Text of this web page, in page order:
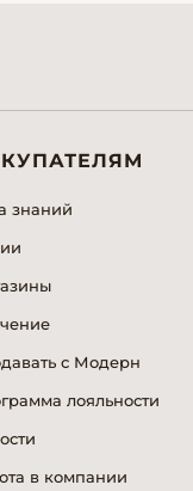
знаний
с Модерн
лояльности
в компании